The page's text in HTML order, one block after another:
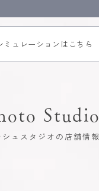
ミュレーションはこちら
Studio
シュスタジオの店舗情報